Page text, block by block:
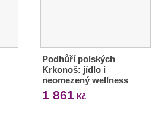
Podhůří polských
Krkonoš: jídlo i
neomezený wellness
1 861 Kč